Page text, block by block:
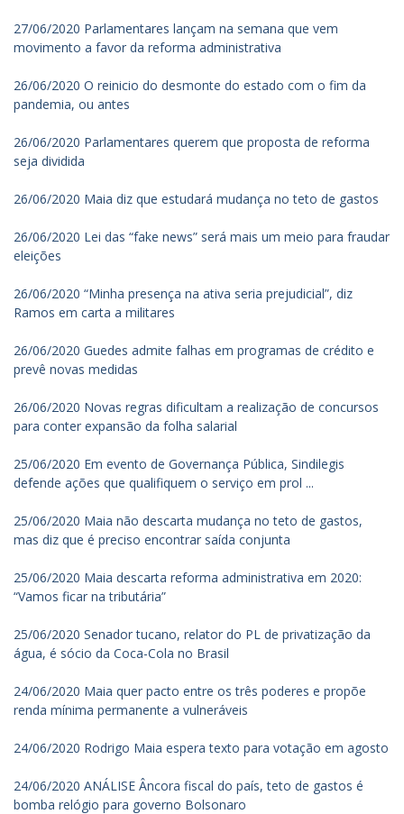
27/06/2020 Parlamentares lançam na semana que vem
movimento a favor da reforma administrativa
26/06/2020 O reinicio do desmonte do estado com o fim da
pandemia, ou antes
26/06/2020 Parlamentares querem que proposta de reforma
seja dividida
26/06/2020 Maia diz que estudará mudança no teto de gastos
26/06/2020 Lei das “fake news” será mais um meio para fraudar
eleições
26/06/2020 “Minha presença na ativa seria prejudicial”, diz
Ramos em carta a militares
26/06/2020 Guedes admite falhas em programas de crédito e
prevê novas medidas
26/06/2020 Novas regras dificultam a realização de concursos
para conter expansão da folha salarial
25/06/2020 Em evento de Governança Pública, Sindilegis
defende ações que qualifiquem o serviço em prol ...
25/06/2020 Maia não descarta mudança no teto de gastos,
mas diz que é preciso encontrar saída conjunta
25/06/2020 Maia descarta reforma administrativa em 2020:
“Vamos ficar na tributária”
25/06/2020 Senador tucano, relator do PL de privatização da
água, é sócio da Coca-Cola no Brasil
24/06/2020 Maia quer pacto entre os três poderes e propõe
renda mínima permanente a vulneráveis
24/06/2020 Rodrigo Maia espera texto para votação em agosto
24/06/2020 ANÁLISE Âncora fiscal do país, teto de gastos é
bomba relógio para governo Bolsonaro